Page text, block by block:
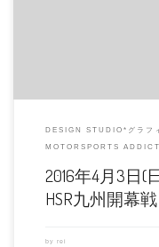
DESIGN STUDIO*グラフ
MOTORSPORTS
2016年4月3
HSR九州開幕
by rei